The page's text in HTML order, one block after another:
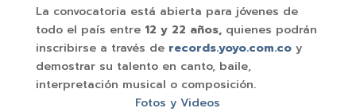
La convocatoria está abierta para jóvenes de
todo el país entre12 y 22 años, quienes podrán
inscribirse a través de records.yoyo.com.co y
demostrar su talento en canto, baile,
interpretación musical o composición.
Fotos y Videos